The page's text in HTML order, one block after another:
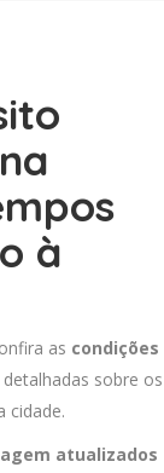
à
as condições
sobre os
cidade.
atualizados